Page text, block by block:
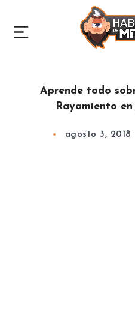
Aprende todo
Rayamiento
agosto 3, 2018